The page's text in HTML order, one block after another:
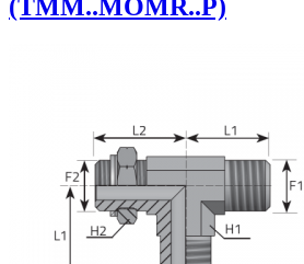
(TMM..MOMR..P)